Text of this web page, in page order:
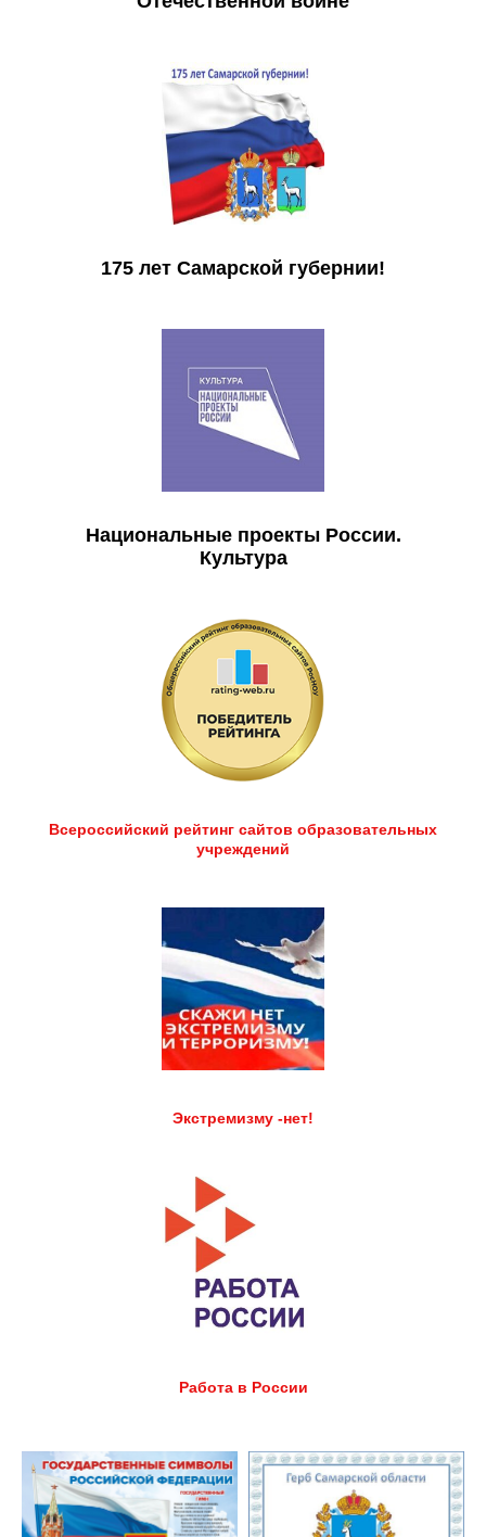
175 лет Самарской губернии!
Национальные проекты России.
Культура
Всероссийский рейтинг сайтов образовательных
учреждений
Экстремизму -нет!
Работа в России